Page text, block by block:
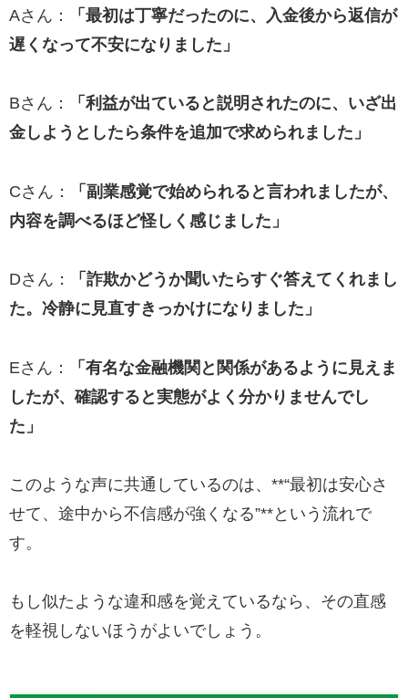
Aさん：
「最初は丁寧だったのに、入金後から返信が
遅くなって不安になりました」
Bさん：
「利益が出ていると説明されたのに、いざ出
金しようとしたら条件を追加で求められました」
Cさん：
「副業感覚で始められると言われましたが、
内容を調べるほど怪しく感じました」
Dさん：
「詐欺かどうか聞いたらすぐ答えてくれまし
た。冷静に見直すきっかけになりました」
Eさん：
「有名な金融機関と関係があるように見えま
したが、確認すると実態がよく分かりませんでし
た」
このような声に共通しているのは、**“最初は安心さ
せて、途中から不信感が強くなる”**という流れで
す。
もし似たような違和感を覚えているなら、その直感
を軽視しないほうがよいでしょう。